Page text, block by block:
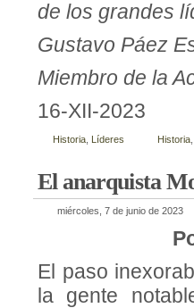
de los grandes
Gustavo Páez
Miembro de la
16-XII-2023
Historia Líderes Historia
El anarquista
miércoles, 7 de junio de 2023
El paso
la gente